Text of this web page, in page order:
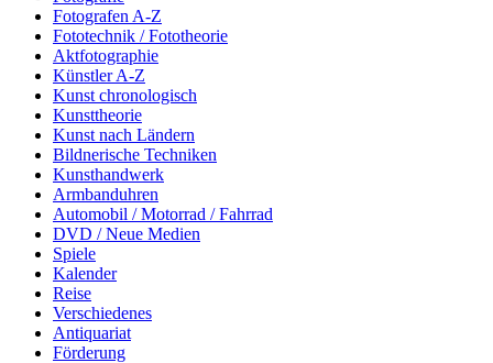
Fotografen A-Z
Fototechnik / Fototheorie
Aktfotographie
Künstler A-Z
Kunst chronologisch
Kunsttheorie
Kunst nach Ländern
Bildnerische Techniken
Kunsthandwerk
Armbanduhren
Automobil / Motorrad / Fahrrad
DVD / Neue Medien
Spiele
Kalender
Reise
Verschiedenes
Antiquariat
Förderung